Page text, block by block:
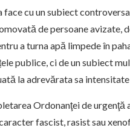
face cu un subiect
de persoane avizate,
a turna apă limpede în
publice, ci de un subiect
la adrevărata sa
Ordonanţei de urgenţă
fascist, rasist sau